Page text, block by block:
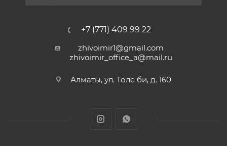
+7 (771) 409 99 22
zhivoimir1@gmail.com
zhivoimir_office_a@mail.ru
Алматы, ул. Толе би, д. 160